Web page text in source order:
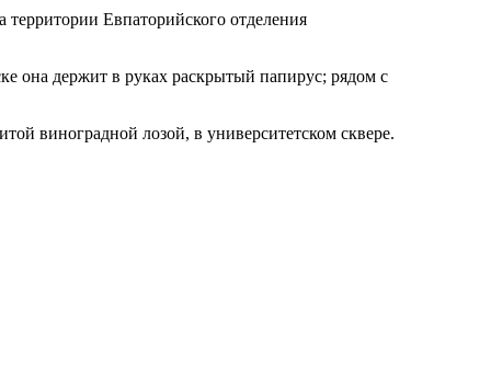
территории Евпаторийского отделения
она держит в руках раскрытый папирус; рядом с
виноградной лозой, в университетском сквере.